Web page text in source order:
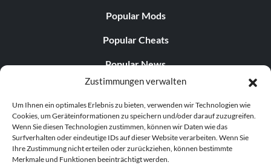
Zustimmungen verwalten
Um Ihnen ein optimales Erlebnis zu bieten, verwenden wir Technologien wie
Cookies, um Geräteinformationen zu speichern und/oder darauf zuzugreifen.
Wenn Sie diesen Technologien zustimmen, können wir Daten wie das
Surfverhalten oder eindeutige IDs auf dieser Website verarbeiten. Wenn Sie
Ihre Zustimmung nicht erteilen oder zurückziehen, können bestimmte
Merkmale und Funktionen beeinträchtigt werden.
Popular Mods
Popular Cheats
Popular News
Popular Editorials
Popular Free Games
LATEST UPDATES